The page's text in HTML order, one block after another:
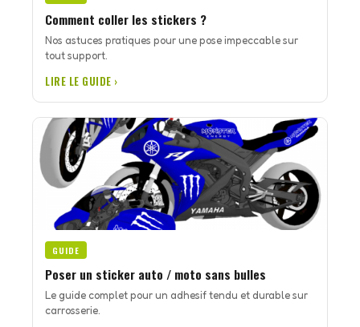
Comment coller les stickers ?
Nos astuces pratiques pour une pose impeccable sur
tout support.
LIRE LE GUIDE ›
GUIDE
Poser un sticker auto / moto sans bulles
Le guide complet pour un adhesif tendu et durable sur
carrosserie.